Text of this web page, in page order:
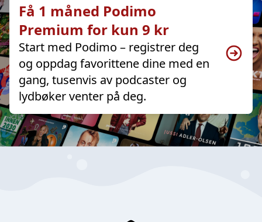
Få 1 måned Podimo
Premium for kun 9 kr
Start med Podimo – registrer deg
og oppdag favorittene dine med en
gang, tusenvis av podcaster og
lydbøker venter på deg.